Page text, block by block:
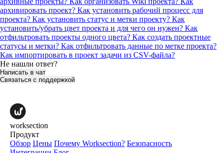
архивировать проект? Как установить рабочий процесс для
проекта? Как установить статус и метки проекту? Как
установить/убрать цвет проекта и для чего он нужен? Как
отфильтровать проекты одного цвета? Как создать проектные
статусы и метки? Как отфильтровать данные по метке проекта?
Как импортировать в проект задачи из CSV-файла?
Не нашли ответ?
Написать в чат
Связаться с поддержкой
worksection
Продукт
Обзор Цены Почему Worksection? Безопасность